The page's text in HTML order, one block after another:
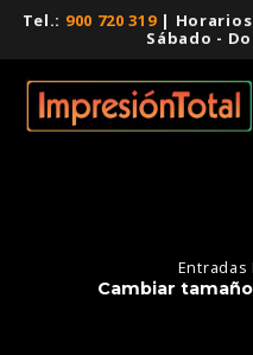
Tel.: 900 720 319| Horarios:
Sábado -
Entradas
Cambiar